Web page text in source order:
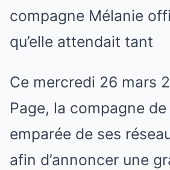
compagne Mélanie
qu’elle attendait tant
Ce mercredi 26 mars
Page, la compagne de
emparée de ses
afin d’annoncer une